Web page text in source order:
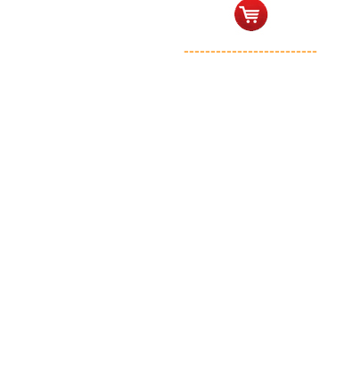
-------------------------